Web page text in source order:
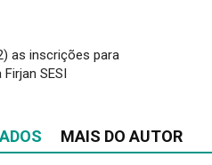
as inscrições para
SESI
MAIS DO AUTOR